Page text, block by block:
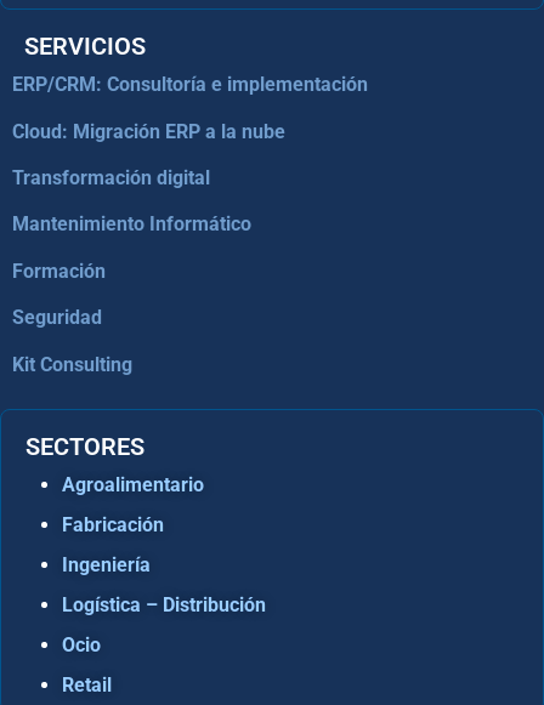
SERVICIOS
ERP/CRM: Consultoría e implementación
Cloud: Migración ERP a la nube
Transformación digital
Mantenimiento Informático
Formación
Seguridad
Kit Consulting
SECTORES
Agroalimentario
Fabricación
Ingeniería
Logística – Distribución
Ocio
Retail